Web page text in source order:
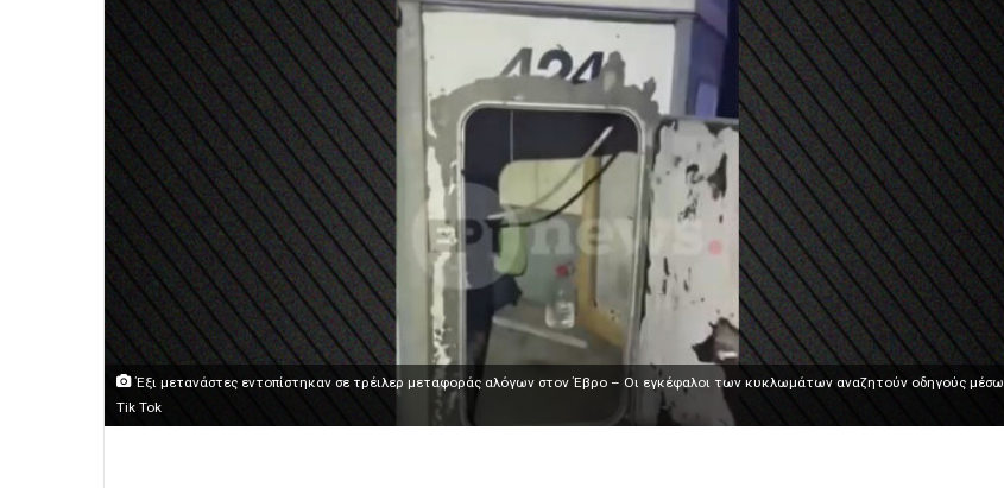
Έξι μετανάστες εντοπίστηκαν σε τρέιλερ μεταφοράς αλόγων στον Έβρο – Οι εγκέφαλοι των κυκλωμάτων αναζητούν οδηγούς μέσω
Tik Tok